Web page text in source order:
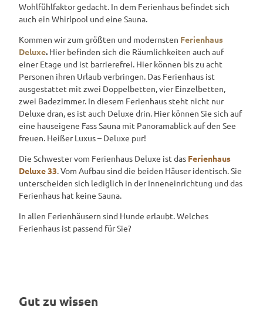
Wohlfühlfaktor gedacht. In dem Ferienhaus befindet sich
auch ein Whirlpool und eine Sauna.
Kommen wir zum größten und modernsten Ferienhaus
Deluxe. Hier befinden sich die Räumlichkeiten auch auf
einer Etage und ist barrierefrei. Hier können bis zu acht
Personen ihren Urlaub verbringen. Das Ferienhaus ist
ausgestattet mit zwei Doppelbetten, vier Einzelbetten,
zwei Badezimmer. In diesem Ferienhaus steht nicht nur
Deluxe dran, es ist auch Deluxe drin. Hier können Sie sich auf
eine hauseigene Fass Sauna mit Panoramablick auf den See
freuen. Heißer Luxus – Deluxe pur!
Die Schwester vom Ferienhaus Deluxe ist das Ferienhaus
Deluxe 33. Vom Aufbau sind die beiden Häuser identisch. Sie
unterscheiden sich lediglich in der Inneneinrichtung und das
Ferienhaus hat keine Sauna.
In allen Ferienhäusern sind Hunde erlaubt. Welches
Ferienhaus ist passend für Sie?
Gut zu wissen